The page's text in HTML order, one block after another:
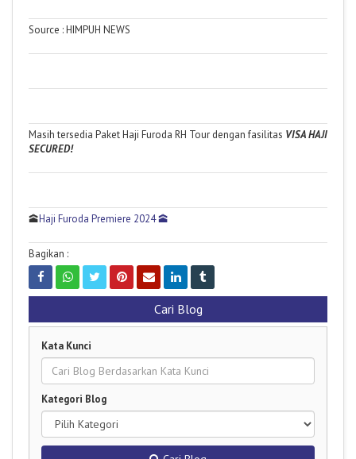
Source : HIMPUH NEWS
Masih tersedia Paket Haji Furoda RH Tour dengan fasilitas VISA HAJI
SECURED!
🕋Haji Furoda Premiere 2024 🕋
Bagikan :
Cari Blog
Kata Kunci
Kategori Blog